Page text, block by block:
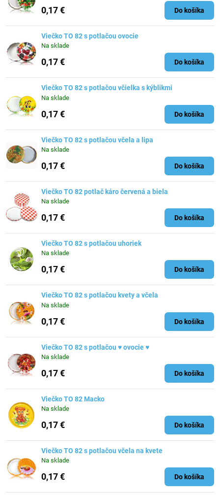
0,17 € Do košíka
Viečko TO 82 s potlačou ovocie
Na sklade
0,17 € Do košíka
Viečko TO 82 s potlačou včielka s kýblikmi
Na sklade
0,17 € Do košíka
Viečko TO 82 s potlačou včela a lipa
Na sklade
0,17 € Do košíka
Viečko TO 82 potlač káro červená a biela
Na sklade
0,17 € Do košíka
Viečko TO 82 s potlačou uhoriek
Na sklade
0,17 € Do košíka
Viečko TO 82 s potlačou kvety a včela
Na sklade
0,17 € Do košíka
Viečko TO 82 s potlačou ♥ ovocie ♥
Na sklade
0,17 € Do košíka
Viečko TO 82 Macko
Na sklade
0,17 € Do košíka
Viečko TO 82 s potlačou včela na kvete
Na sklade
0,17 € Do košíka